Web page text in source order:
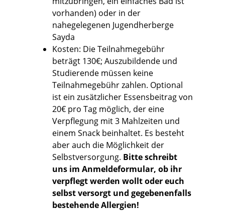
vorhanden) oder in der
nahegelegenen Jugendherberge
Sayda
Kosten: Die Teilnahmegebühr
beträgt 130€; Auszubildende und
Studierende müssen keine
Teilnahmegebühr zahlen. Optional
ist ein zusätzlicher Essensbeitrag von
20€ pro Tag möglich, der eine
Verpflegung mit 3 Mahlzeiten und
einem Snack beinhaltet. Es besteht
aber auch die Möglichkeit der
Selbstversorgung. Bitte schreibt
uns im Anmeldeformular, ob ihr
verpflegt werden wollt oder euch
selbst versorgt und gegebenenfalls
bestehende Allergien!